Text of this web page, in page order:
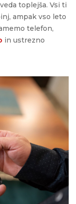
toplejša. Vsi ti
ampak vso leto
telefon,
in ustrezno